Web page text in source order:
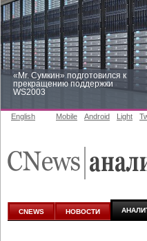
«Mr. Сумкин» подготовился к
прекращению поддержки
WS2003
аналитике
English Mobile Android Light
CNEWS НОВОСТИ